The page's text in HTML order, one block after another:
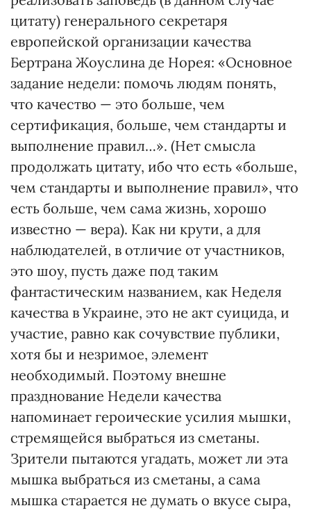
цитату) генерального секретаря
европейской организации качества
Бертрана Жоуслина де Норея: «Основное
задание недели: помочь людям понять,
что качество — это больше, чем
сертификация, больше, чем стандарты и
выполнение правил…». (Нет смысла
продолжать цитату, ибо что есть «больше,
чем стандарты и выполнение правил», что
есть больше, чем сама жизнь, хорошо
известно — вера). Как ни крути, а для
наблюдателей, в отличие от участников,
это шоу, пусть даже под таким
фантастическим названием, как Неделя
качества в Украине, это не акт суицида, и
участие, равно как сочувствие публики,
хотя бы и незримое, элемент
необходимый. Поэтому внешне
празднование Недели качества
напоминает героические усилия мышки,
стремящейся выбраться из сметаны.
Зрители пытаются угадать, может ли эта
мышка выбраться из сметаны, а сама
мышка старается не думать о вкусе сыра,